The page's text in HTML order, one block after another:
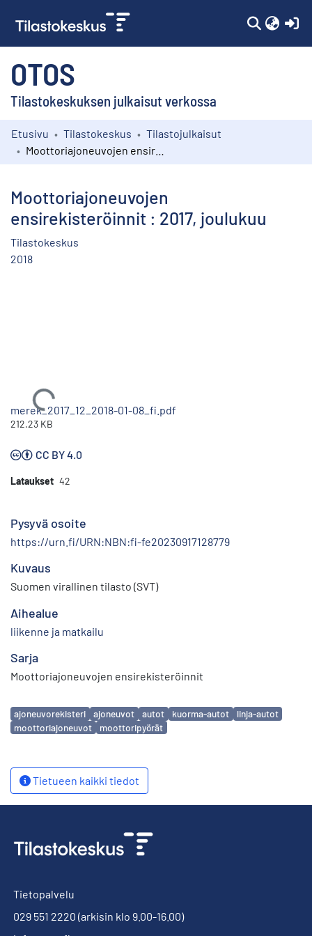
OTOS
Tilastokeskuksen julkaisut verkossa
Kokoelmat
Etusivu Tilastokeskus
Tilastojulkaisut
Moottoriajoneuvojen
ensirekisteröinnit : 2017, joulukuu
Tilastokeskus
2018
Ladataan...
merek_2017_12_2018-01-08_fi.pdf
212.23 KB
CC BY 4.0
Lataukset 42
Pysyvä osoite
https://urn.fi/URN:NBN:fi-fe20230917128779
Kuvaus
Suomen virallinen tilasto (SVT)
Aihealue
liikenne ja matkailu
Sarja
Moottoriajoneuvojen ensirekisteröinnit
Avainsanat
ajoneuvorekisteri ajoneuvot autot kuorma-autot
linja-autot
moottoriajoneuvot
moottoripyörät
Tietueen kaikki tiedot
Tietopalvelu
029 551 2220 (arkisin klo 9.00-16.00)